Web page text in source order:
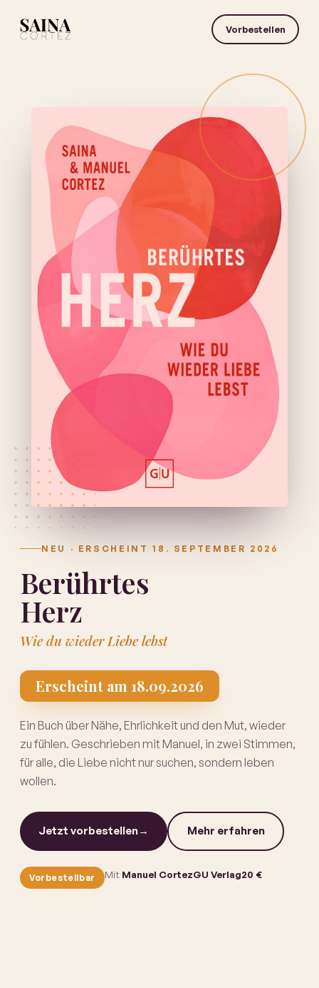
Vorbestellen
NEU · ERSCHEINT 18. SEPTEMBER 2026
Berührtes
Herz
Wie du wieder Liebe lebst
Erscheint am 18.09.2026
Ein Buch über Nähe, Ehrlichkeit und den Mut, wieder
zu fühlen. Geschrieben mit Manuel, in zwei Stimmen,
für alle, die Liebe nicht nur suchen, sondern leben
wollen.
Jetzt vorbestellen→ Mehr erfahren
Vorbestellbar Mit Manuel CortezGU Verlag20 €